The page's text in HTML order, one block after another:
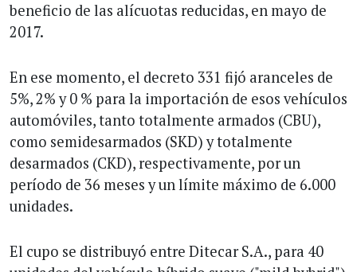
beneficio de las alícuotas reducidas, en mayo de
2017.
En ese momento, el decreto 331 fijó aranceles de
5%, 2% y 0 % para la importación de esos vehículos
automóviles, tanto totalmente armados (CBU),
como semidesarmados (SKD) y totalmente
desarmados (CKD), respectivamente, por un
período de 36 meses y un límite máximo de 6.000
unidades.
El cupo se distribuyó entre Ditecar S.A., para 40